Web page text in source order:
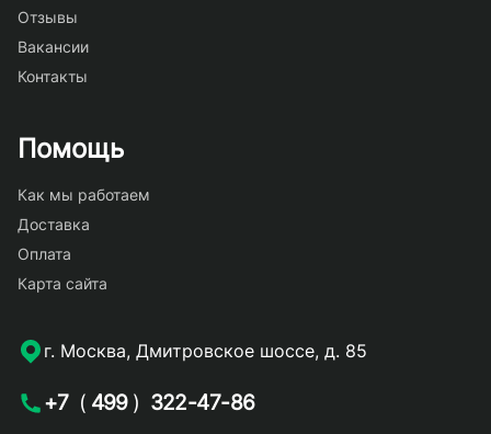
Отзывы
Вакансии
Контакты
Помощь
Как мы работаем
Доставка
Оплата
Карта сайта
г. Москва, Дмитровское шоссе, д. 85
+7 ( 499 ) 322-47-86